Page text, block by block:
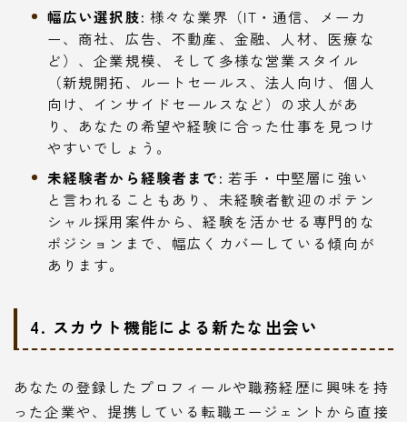
幅広い選択肢: 様々な業界（IT・通信、メーカ
ー、商社、広告、不動産、金融、人材、医療な
ど）、企業規模、そして多様な営業スタイル
（新規開拓、ルートセールス、法人向け、個人
向け、インサイドセールスなど）の求人があ
り、あなたの希望や経験に合った仕事を見つけ
やすいでしょう。
未経験者から経験者まで: 若手・中堅層に強い
と言われることもあり、未経験者歓迎のポテン
シャル採用案件から、経験を活かせる専門的な
ポジションまで、幅広くカバーしている傾向が
あります。
4. スカウト機能による新たな出会い
あなたの登録したプロフィールや職務経歴に興味を持
った企業や、提携している転職エージェントから直接